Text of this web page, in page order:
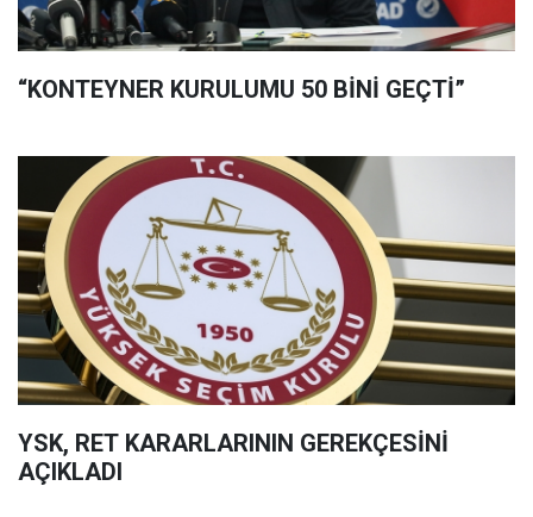
“KONTEYNER KURULUMU 50 BİNİ GEÇTİ”
YSK, RET KARARLARININ GEREKÇESİNİ
AÇIKLADI